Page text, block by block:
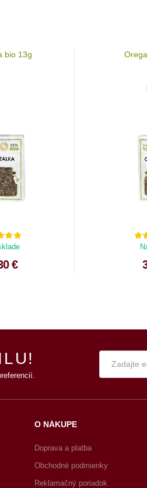
bio 13g
€
O NÁKUPE
Doprava a platba
Obchodné podmienky
Reklamačný poriadok